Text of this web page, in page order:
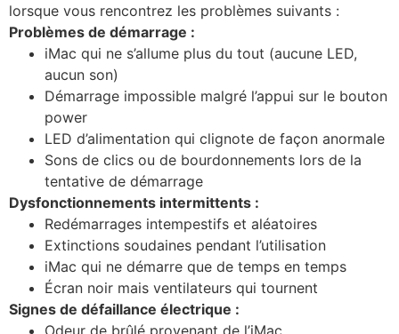
lorsque vous rencontrez les problèmes suivants :
Problèmes de démarrage :
iMac qui ne s’allume plus du tout (aucune LED,
aucun son)
Démarrage impossible malgré l’appui sur le bouton
power
LED d’alimentation qui clignote de façon anormale
Sons de clics ou de bourdonnements lors de la
tentative de démarrage
Dysfonctionnements intermittents :
Redémarrages intempestifs et aléatoires
Extinctions soudaines pendant l’utilisation
iMac qui ne démarre que de temps en temps
Écran noir mais ventilateurs qui tournent
Signes de défaillance électrique :